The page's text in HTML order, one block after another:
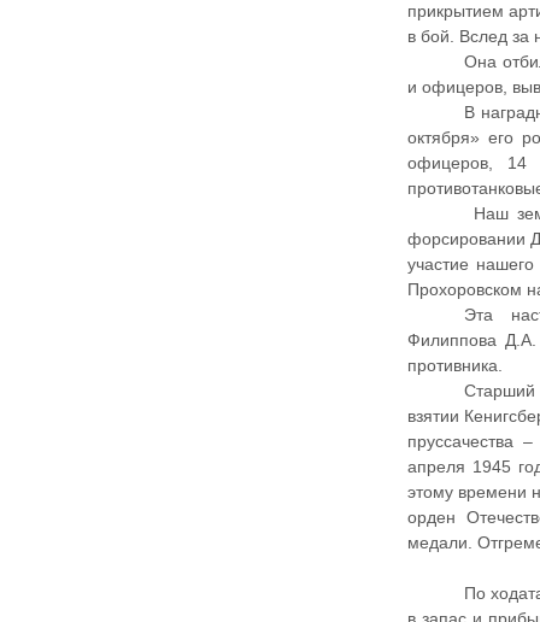
прикрытием
в бой. Вслед за
Она
и офицеров,
В
октября» его
офицеров, 14
Наш
форсировании
участие
Прохоровском
Эта
Филиппова Д.А.
противника.
Старший
взятии
пруссачества
апреля 1945
этому времени
орден
медали.
По